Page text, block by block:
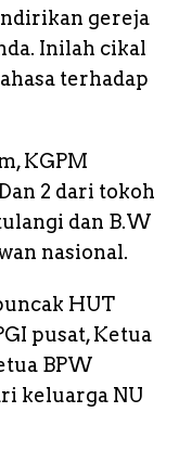
gereja
Inilah cikal
terhadap
KGPM
2 dari tokoh
dan B.W
nasional.
HUT
pusat, Ketua
BPW
keluarga NU